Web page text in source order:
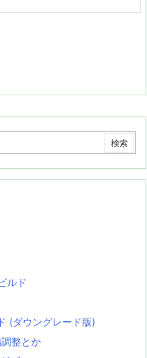
ルド
(ダウングレード版)
整とか